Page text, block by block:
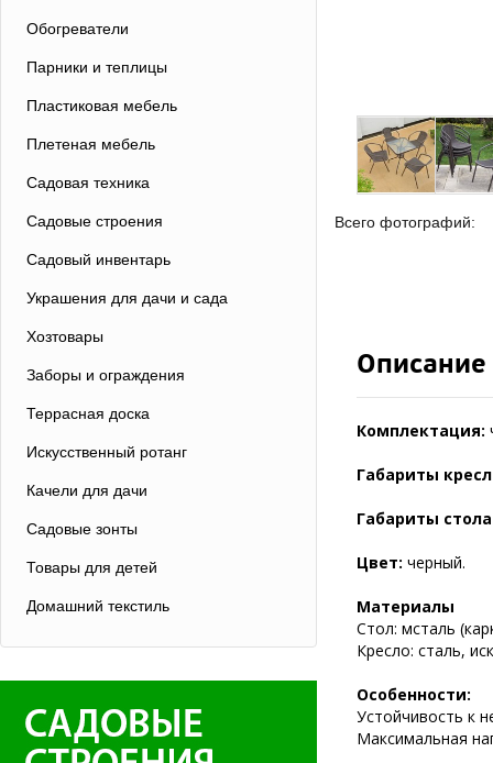
Обогреватели
Парники и теплицы
Пластиковая мебель
Плетеная мебель
Садовая техника
Садовые строения
Садовый инвентарь
Украшения для дачи и сада
Хозтовары
Заборы и ограждения
Террасная доска
Искусственный ротанг
Качели для дачи
Садовые зонты
Товары для детей
Домашний текстиль
Всего фотографий:
Описание
Комплектация:
Габариты
Габариты
Цвет: черный.
Материалы
Стол: мсталь
Кресло: сталь,
Особенности:
Устойчивость к
Максимальная